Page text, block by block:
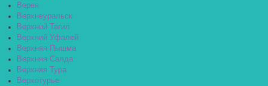
Верея
Верхнеуральск
Верхний Тагил
Верхний Уфалей
Верхняя Пышма
Верхняя Салда
Верхняя Тура
Верхотурье